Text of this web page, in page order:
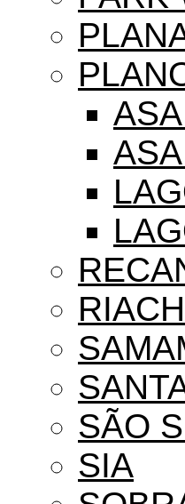
SÃO
SIA